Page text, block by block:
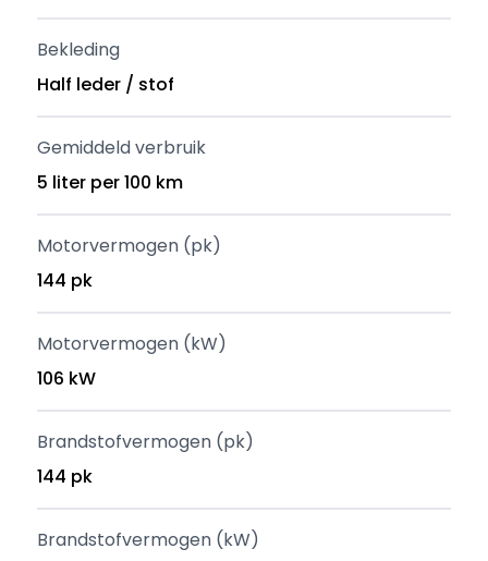
Bekleding
Half leder / stof
Gemiddeld verbruik
5 liter per 100 km
Motorvermogen (pk)
144 pk
Motorvermogen (kW)
106 kW
Brandstofvermogen (pk)
144 pk
Brandstofvermogen (kW)